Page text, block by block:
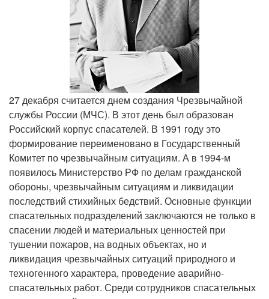
27 декабря считается днем создания Чрезвычайной
службы России (МЧС). В этот день был образован
Российский корпус спасателей. В 1991 году это
формирование переименовано в Государственный
Комитет по чрезвычайным ситуациям. А в 1994-м
появилось Министерство РФ по делам гражданской
обороны, чрезвычайным ситуациям и ликвидации
последствий стихийных бедствий. Основные функции
спасательных подразделений заключаются не только в
спасении людей и материальных ценностей при
тушении пожаров, на водных объектах, но и
ликвидация чрезвычайных ситуаций природного и
техногенного характера, проведение аварийно-
спасательных работ. Среди сотрудников спасательных